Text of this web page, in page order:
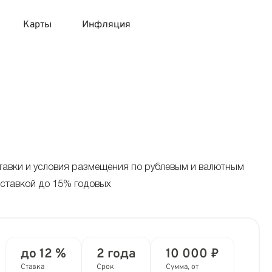
Карты
с моментальным решением
Инфляция
и условия размещения по рублевым и валютным
до 15% годовых
до 12 %
Ставка
2 года
Срок
10 000 ₽
Сумма, от